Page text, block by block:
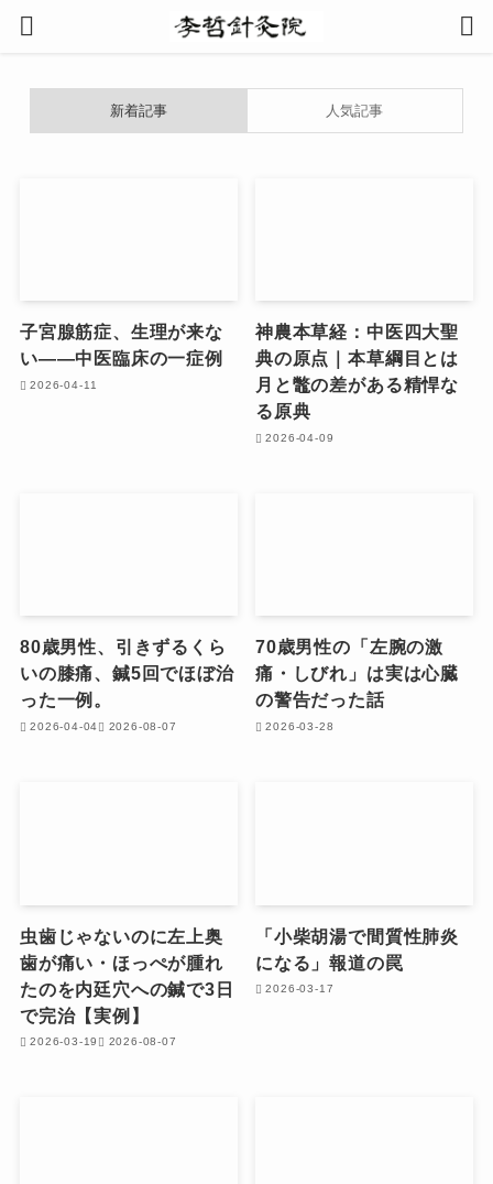
新着記事 人気記事
子宮腺筋症、生理が来な
い――中医臨床の一症例
2026-04-11
神農本草経：中医四大聖
典の原点｜本草綱目とは
月と鼈の差がある精悍な
る原典
2026-04-09
80歳男性、引きずるくら
いの膝痛、鍼5回でほぼ治
った一例。
2026-04-04 2026-08-07
70歳男性の「左腕の激
痛・しびれ」は実は心臓
の警告だった話
2026-03-28
虫歯じゃないのに左上奥
歯が痛い・ほっぺが腫れ
たのを内廷穴への鍼で3日
で完治【実例】
2026-03-19 2026-08-07
「小柴胡湯で間質性肺炎
になる」報道の罠
2026-03-17